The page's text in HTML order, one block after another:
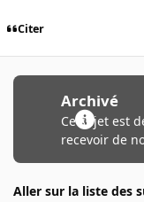
Citer
Archivé
Ce sujet est
recevoir de
Aller sur la liste des